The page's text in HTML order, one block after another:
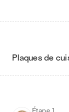
plaques de